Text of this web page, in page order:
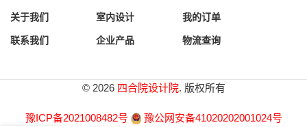
关于我们
联系我们
室内设计
企业产品
我的订单
物流查询
© 2026 四合院设计院. 版权所有
豫ICP备2021008482号 豫公网安备41020202001024号